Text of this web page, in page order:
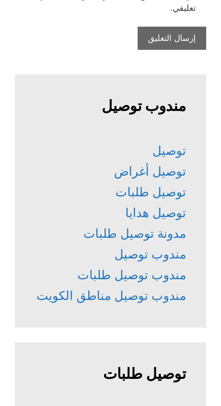
تعليقي.
مندوب توصيل
توصيل
توصيل أغراض
توصيل طلبات
توصيل هدايا
مدونة توصيل طلبات
مندوب توصيل
مندوب توصيل طلبات
مندوب توصيل مناطق الكويت
توصيل طلبات